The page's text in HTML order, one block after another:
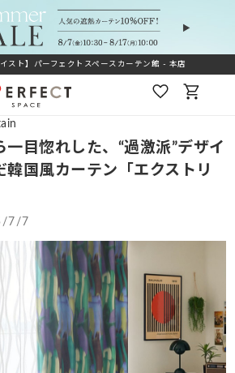
スト】パーフェクトスペースカーテン館 - 本店
目惚れした、“過激派”デザイ
韓国風カーテン「エクストリ
7/7